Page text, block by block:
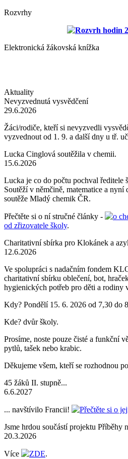
Rozvrhy
Rozvrh hodin
Elektronická žákovská knížka
Aktuality
Nevyzvednutá vysvědčení
29.6.2026
Žáci/rodiče, kteří si nevyzvedli
vyzvednout od 1. 9. a další dny u tř.
Lucka Cinglová soutěžila v chemii.
15.6.2026
Lucka je co do počtu pochval ředitele
Soutěží v němčině, matematice a
soutěže Mladý chemik ČR.
Přečtěte si o ní stručné články - o
od zřizovatele školy.
Charitativní sbírka pro Klokánek a
12.6.2026
Ve spolupráci s nadačním fondem
charitativní sbírku oblečení, bot,
hygienických potřeb pro děti a rodiny
Kdy? Pondělí 15. 6. 2026 od 7,30 do
Kde? dvůr školy.
Prosíme, noste pouze čisté a funkční
pytlů, tašek nebo krabic.
Děkujeme všem, kteří se rozhodnou
45 žáků II. stupně...
6.6.2027
... navštívilo Francii! Přečtěte si o
Jsme hrdou součástí projektu Příběhy
20.3.2026
Více ZDE.